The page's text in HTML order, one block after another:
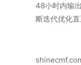
48小时内输
断迭代优化直